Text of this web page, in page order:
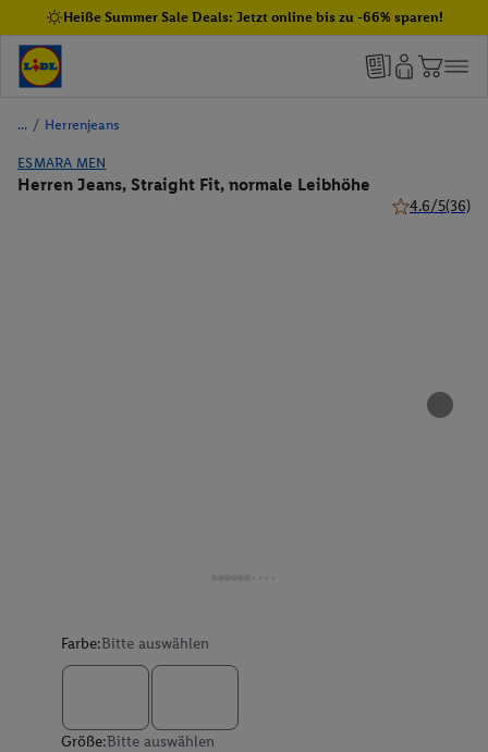
Heiße Summer Sale Deals: Jetzt online bis zu -66% sparen!
/ Herrenjeans
ESMARA MEN
Herren Jeans, Straight Fit, normale Leibhöhe
4.6/5(36)
Farbe:Bitte auswählen
Größe:Bitte auswählen